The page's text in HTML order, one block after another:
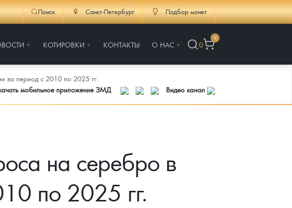
Поиск Санкт-Петербург Подбор монет
КОТИРОВКИ КОНТАКТЫ О НАС 0
0
за период с 2010 по 2025 гг.
мобильное приложение ЗМД
Видео канал
на серебро в
по 2025 гг.